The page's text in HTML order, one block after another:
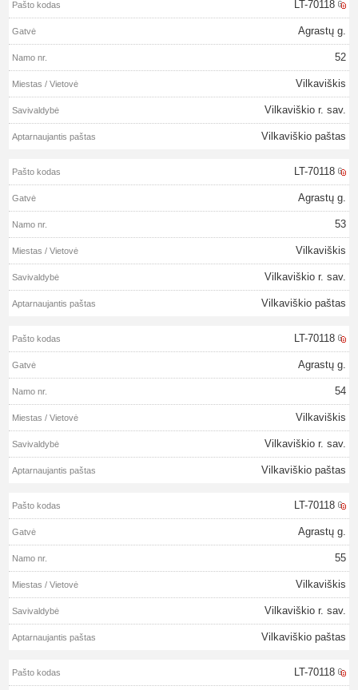
LT-70118
Agrastų g.
52
Vilkaviškis
Vilkaviškio r. sav.
Vilkaviškio paštas
LT-70118
Agrastų g.
53
Vilkaviškis
Vilkaviškio r. sav.
Vilkaviškio paštas
LT-70118
Agrastų g.
54
Vilkaviškis
Vilkaviškio r. sav.
Vilkaviškio paštas
LT-70118
Agrastų g.
55
Vilkaviškis
Vilkaviškio r. sav.
Vilkaviškio paštas
LT-70118